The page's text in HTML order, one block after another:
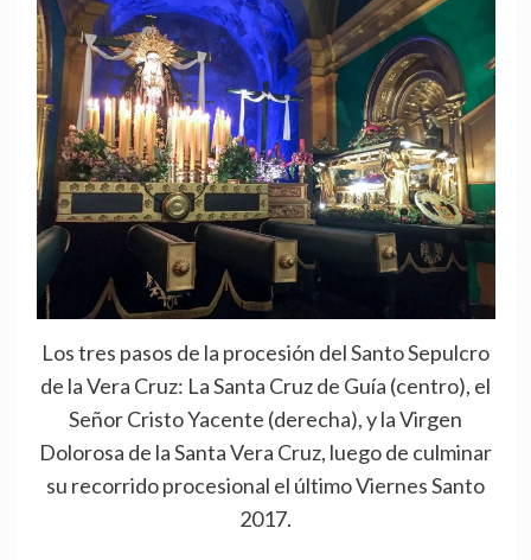
Los tres pasos de la procesión del Santo Sepulcro
de la Vera Cruz: La Santa Cruz de Guía (centro), el
Señor Cristo Yacente (derecha), y la Virgen
Dolorosa de la Santa Vera Cruz, luego de culminar
su recorrido procesional el último Viernes Santo
2017.